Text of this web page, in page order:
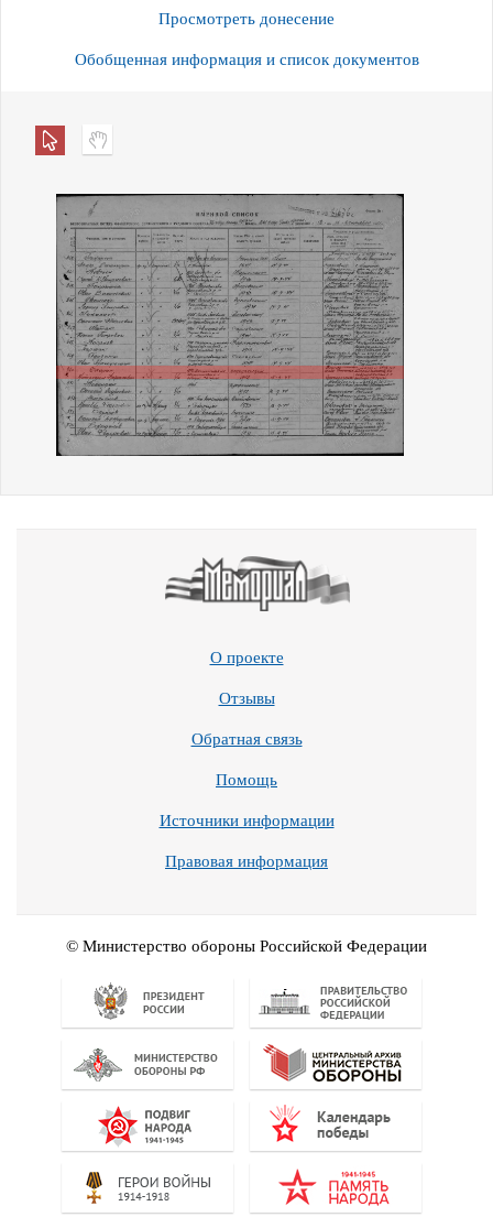
Просмотреть донесение
Обобщенная информация и список документов
О проекте
Отзывы
Обратная связь
Помощь
Источники информации
Правовая информация
© Министерство обороны Российской Федерации